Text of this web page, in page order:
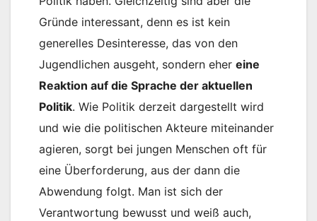
Gründe interessant, denn es ist kein
generelles Desinteresse, das von den
Jugendlichen ausgeht, sondern eher eine
Reaktion auf die Sprache der aktuellen
Politik. Wie Politik derzeit dargestellt wird
und wie die politischen Akteure miteinander
agieren, sorgt bei jungen Menschen oft für
eine Überforderung, aus der dann die
Abwendung folgt. Man ist sich der
Verantwortung bewusst und weiß auch,